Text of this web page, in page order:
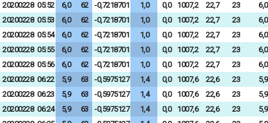
20200228 05:52 6,0 62 -0,7218701 1,0 0,0 1007,2 22,7 23
6,0
20200228 05:53 6,0 62 -0,7218701 1,0 0,0 1007,2 22,7 23
6,0
20200228 05:54 6,0 62 -0,7218701 1,0 0,0 1007,2 22,7 23
6,0
20200228 05:55 6,0 62 -0,7218701 1,0 0,0 1007,2 22,7 23
6,0
20200228 05:56 6,0 62 -0,7218701 1,0 0,0 1007,2 22,7 23
6,0
20200228 06:22 5,9 63 -0,5975127 1,4 0,0 1007,6 22,6 23
5,9
20200228 06:23 5,9 63 -0,5975127 1,4 0,0 1007,6 22,6 23
5,9
20200228 06:24 5,9 63 -0,5975127 1,4 0,0 1007,6 22,6 23
5,9